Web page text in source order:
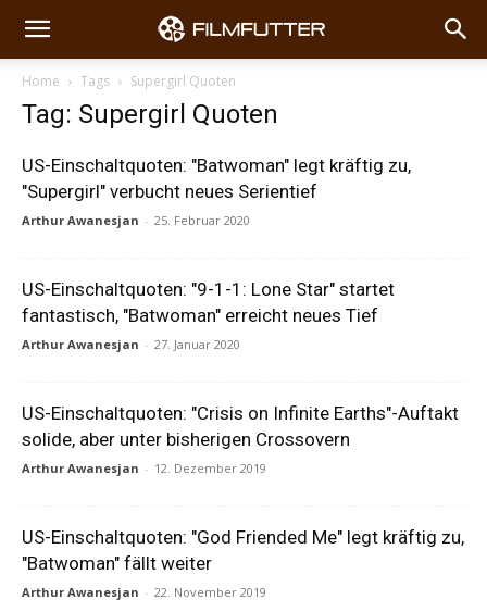
Home Tags Supergirl Quoten
Tag: Supergirl Quoten
US-Einschaltquoten: "Batwoman" legt kräftig zu,
"Supergirl" verbucht neues Serientief
Arthur Awanesjan - 25. Februar 2020
US-Einschaltquoten: "9-1-1: Lone Star" startet
fantastisch, "Batwoman" erreicht neues Tief
Arthur Awanesjan - 27. Januar 2020
US-Einschaltquoten: "Crisis on Infinite Earths"-Auftakt
solide, aber unter bisherigen Crossovern
Arthur Awanesjan - 12. Dezember 2019
US-Einschaltquoten: "God Friended Me" legt kräftig zu,
"Batwoman" fällt weiter
Arthur Awanesjan - 22. November 2019